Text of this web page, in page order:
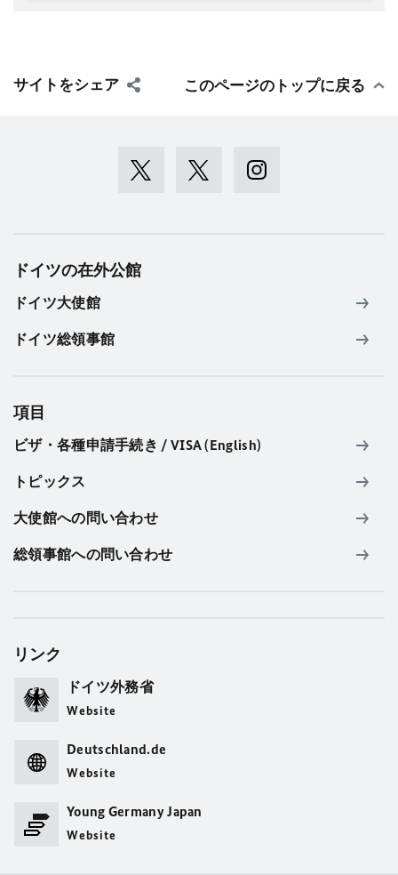
サイトをシェア このページのトップに戻る
ドイツの在外公館
ドイツ大使館
ドイツ総領事館
項目
ビザ・各種申請手続き / VISA (English)
トピックス
大使館への問い合わせ
総領事館への問い合わせ
リンク
ドイツ外務省
Website
Deutschland.de
Website
Young Germany Japan
Website